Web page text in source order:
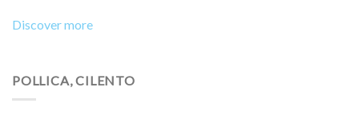
Discover more
POLLICA, CILENTO